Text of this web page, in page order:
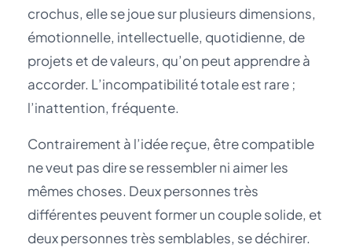
crochus, elle se joue sur plusieurs dimensions,
émotionnelle, intellectuelle, quotidienne, de
projets et de valeurs, qu’on peut apprendre à
accorder. L’incompatibilité totale est rare ;
l’inattention, fréquente.
Contrairement à l’idée reçue, être compatible
ne veut pas dire se ressembler ni aimer les
mêmes choses. Deux personnes très
différentes peuvent former un couple solide, et
deux personnes très semblables, se déchirer.